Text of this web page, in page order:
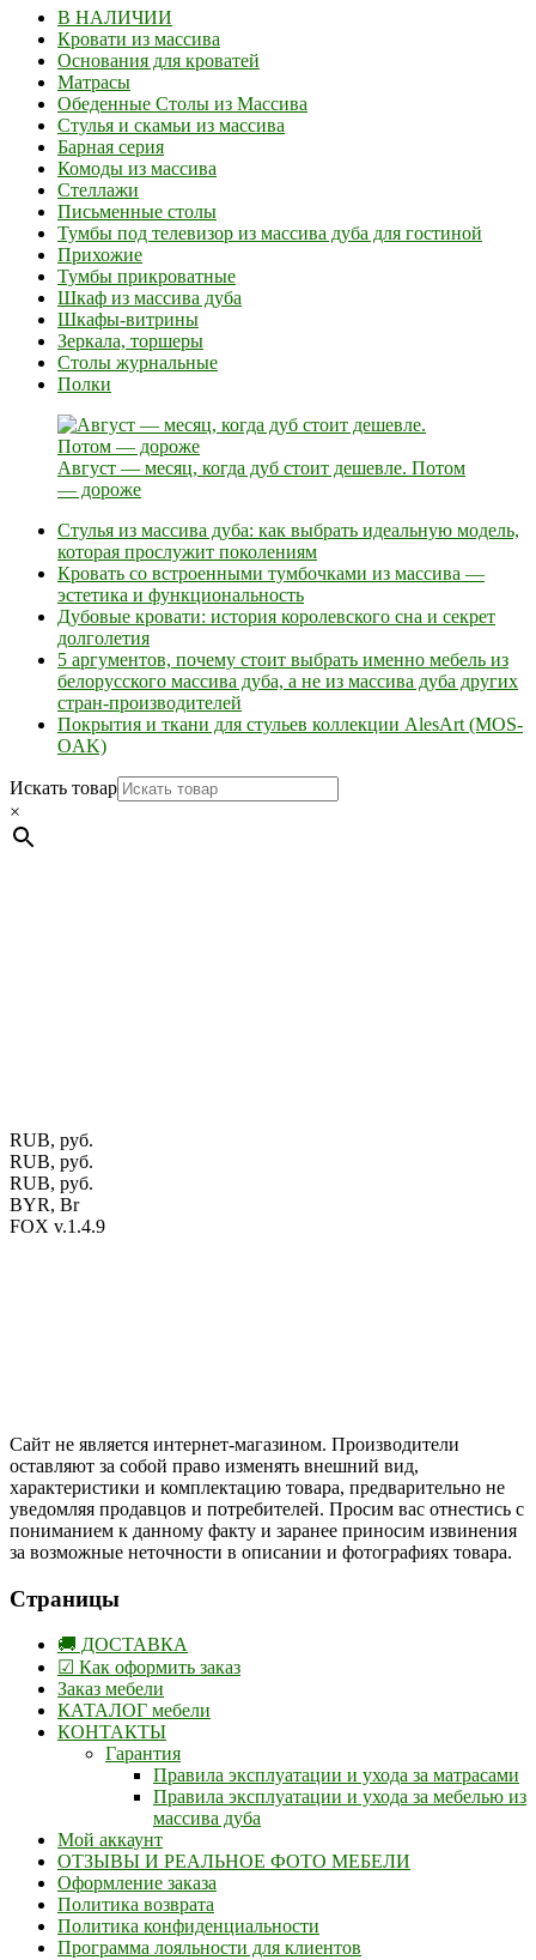
В НАЛИЧИИ
Кровати из массива
Основания для кроватей
Матрасы
Обеденные Столы из Массива
Стулья и скамьи из массива
Барная серия
Комоды из массива
Стеллажи
Письменные столы
Тумбы под телевизор из массива дуба для гостиной
Прихожие
Тумбы прикроватные
Шкаф из массива дуба
Шкафы-витрины
Зеркала, торшеры
Столы журнальные
Полки
Август — месяц, когда дуб стоит дешевле. Потом
— дороже
Стулья из массива дуба: как выбрать идеальную модель,
которая прослужит поколениям
Кровать со встроенными тумбочками из массива —
эстетика и функциональность
Дубовые кровати: история королевского сна и секрет
долголетия
5 аргументов, почему стоит выбрать именно мебель из
белорусского массива дуба, а не из массива дуба других
стран-производителей
Покрытия и ткани для стульев коллекции AlesArt (MOS-
OAK)
Искать товар
×
RUB, руб.
RUB, руб.
RUB, руб.
BYR, Br
FOX v.1.4.9
Сайт не является интернет-магазином. Производители
оставляют за собой право изменять внешний вид,
характеристики и комплектацию товара, предварительно не
уведомляя продавцов и потребителей. Просим вас отнестись с
пониманием к данному факту и заранее приносим извинения
за возможные неточности в описании и фотографиях товара.
Страницы
🚚 ДОСТАВКА
☑ Как оформить заказ
Заказ мебели
КАТАЛОГ мебели
КОНТАКТЫ
Гарантия
Правила эксплуатации и ухода за матрасами
Правила эксплуатации и ухода за мебелью из
массива дуба
Мой аккаунт
ОТЗЫВЫ И РЕАЛЬНОЕ ФОТО МЕБЕЛИ
Оформление заказа
Политика возврата
Политика конфиденциальности
Программа лояльности для клиентов